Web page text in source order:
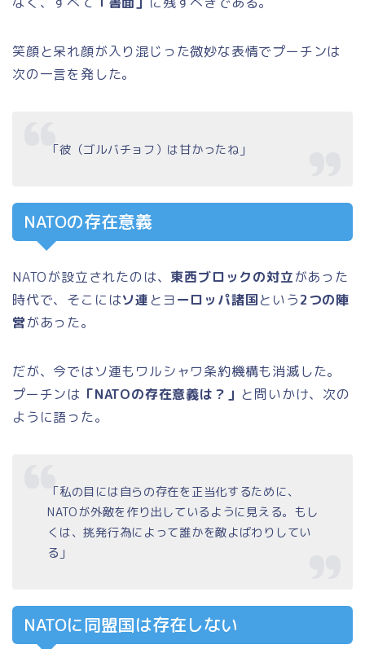
笑顔と呆れ顔が入り混じった微妙な表情でプーチンは
次の一言を発した。
「彼（ゴルバチョフ）は甘かったね」
NATOの存在意義
NATOが設立されたのは、 東西ブロックの対立があった
時代で、そこにはソ連とヨーロッパ諸国という2つの陣
営があった。
だが、今ではソ連もワルシャワ条約機構も消滅した。
プーチンは 「NATOの存在意義は？」 と問いかけ、次の
ように語った。
「私の目には自らの存在を正当化するために、
NATOが外敵を作り出しているように見える。もし
くは、挑発行為によって誰かを敵よばわりしてい
る」
NATOに同盟国は存在しない